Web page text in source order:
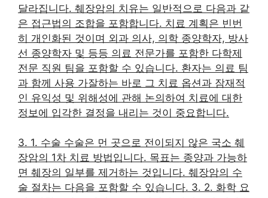
달라집니다. 췌장암의 치유는 일반적으로 다음과 같
은 접근법의 조합을 포함합니다. 치료 계획은 빈번
히 개인화된 것이며 외과 의사, 의학 종양학자, 방사
선 종양학자 및 등등 의료 전문가를 포함한 다학제
전문 직원 팀을 포함할 수 있습니다. 환자는 의료 팀
과 함께 사용 가잘하는 바로 그 치료 옵션과 잠재적
인 유익성 및 위해성에 관해 논의하여 치료에 대한
정보에 입각한 결정을 내리는 것이 중요합니다.
3. 1. 수술 수술은 먼 곳으로 전이되지 않은 국소 췌
장암의 1차 치료 방법입니다. 목표는 종양과 가능하
면 췌장의 일부를 제거하는 것입니다. 췌장암의 수
술 절차는 다음을 포함할 수 있습니다. 3. 2. 화학 요